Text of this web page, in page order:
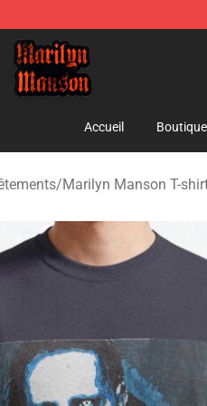
Marilyn Manson
Accueil Boutique
/Marilyn Manson T-